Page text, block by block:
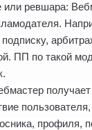
или ревшара:
ПП по такой
пользователя,
профиля,